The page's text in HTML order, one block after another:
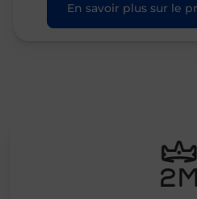
En savoir plus sur le